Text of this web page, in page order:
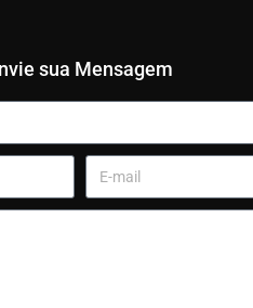
sua Mensagem